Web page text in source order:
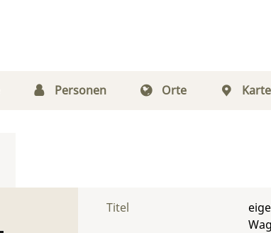
Personen Orte Karte
Titel